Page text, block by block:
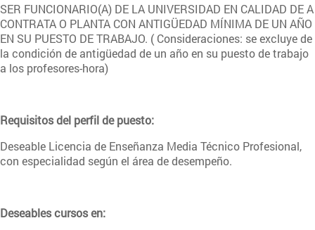
SER FUNCIONARIO(A) DE LA UNIVERSIDAD EN CALIDAD DE A
CONTRATA O PLANTA CON ANTIGÜEDAD MÍNIMA DE UN AÑO
EN SU PUESTO DE TRABAJO. ( Consideraciones: se excluye de
la condición de antigüedad de un año en su puesto de trabajo
a los profesores-hora)
Requisitos del perfil de puesto:
Deseable Licencia de Enseñanza Media Técnico Profesional,
con especialidad según el área de desempeño.
Deseables cursos en: